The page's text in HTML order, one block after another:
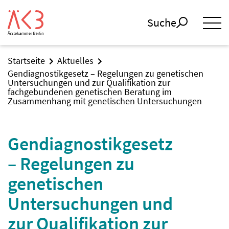
Suche
Startseite
Aktuelles
Gendiagnostikgesetz – Regelungen zu genetischen
Untersuchungen und zur Qualifikation zur
fachgebundenen genetischen Beratung im
Zusammenhang mit genetischen Untersuchungen
Gendiagnostikgesetz
– Regelungen zu
genetischen
Untersuchungen und
zur Qualifikation zur